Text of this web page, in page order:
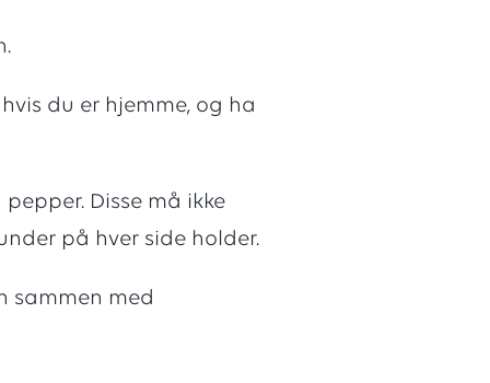
du er hjemme, og ha
Disse må ikke
på hver side holder.
sammen med